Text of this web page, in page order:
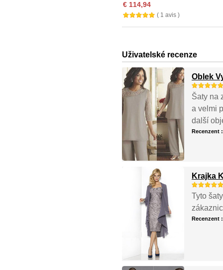
€ 114,94
( 1 avis )
Uživatelské recenze
Oblek
Šaty na
a velmi
další
Recenzent
Krajka
Tyto
Recenzent